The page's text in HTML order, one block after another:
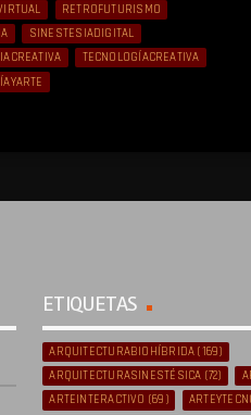
RETROFUTURISMO
SINESTESIADIGITAL
TECNOLOGÍACREATIVA
ETIQUETAS
ARQUITECTURABIOHÍBRIDA (169)
ARQUITECTURASINESTÉSICA (72)
ARTEINTERACTIVO (69)